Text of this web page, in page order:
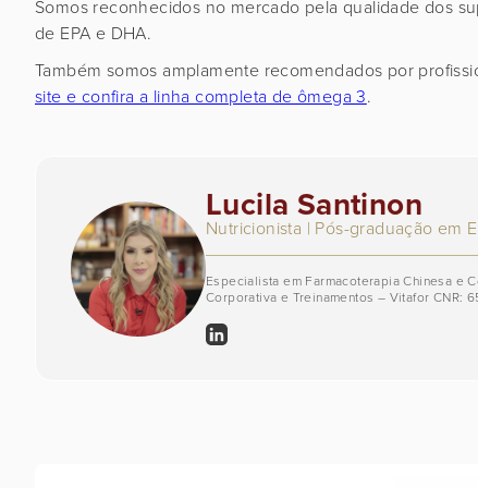
Somos reconhecidos no mercado pela qualidade dos
de EPA e DHA.
Também somos amplamente recomendados por
site e confira a linha completa de ômega 3.
Lucila Santinon
Nutricionista | Pós-graduação em
Especialista em Farmacoterapia Chinesa e
Corporativa e Treinamentos – Vitafor CNR: